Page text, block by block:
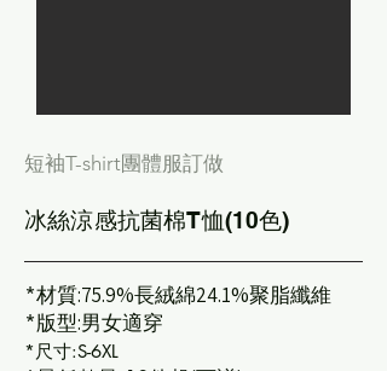
短袖T-shirt團體服訂做
冰絲涼感抗菌棉T恤(10色)
*材質:75.9%長絨綿24.1%聚脂纖維
*版型:男女適穿
*尺寸:S-6XL